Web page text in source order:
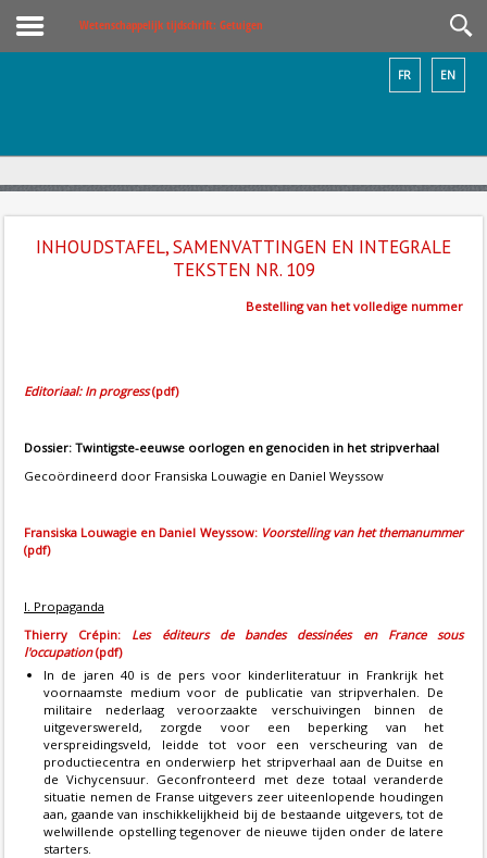
Wetenschappelijk tijdschrift: Getuigen
EN
FR
INHOUDSTAFEL, SAMENVATTINGEN EN INTEGRALE
TEKSTEN NR. 109
Bestelling van het volledige nummer
Editoriaal: In progress(pdf)
Dossier: Twintigste-eeuwse oorlogen en genociden in het stripverhaal
Gecoördineerd door Fransiska Louwagie en Daniel Weyssow
Fransiska Louwagie en Daniel Weyssow: Voorstelling van het themanummer
(pdf)
I. Propaganda
Thierry Crépin: Les éditeurs de bandes dessinées en France sous
l'occupation(pdf)
In de jaren 40 is de pers voor kinderliteratuur in Frankrijk het
voornaamste medium voor de publicatie van stripverhalen. De
militaire nederlaag veroorzaakte verschuivingen binnen de
uitgeverswereld, zorgde voor een beperking van het
verspreidingsveld, leidde tot voor een verscheuring van de
productiecentra en onderwierp het stripverhaal aan de Duitse en
de Vichycensuur. Geconfronteerd met deze totaal veranderde
situatie nemen de Franse uitgevers zeer uiteenlopende houdingen
aan, gaande van inschikkelijkheid bij de bestaande uitgevers, tot de
welwillende opstelling tegenover de nieuwe tijden onder de latere
starters.